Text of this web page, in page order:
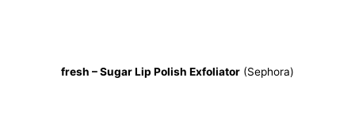
fresh – Sugar Lip Polish Exfoliator(Sephora)